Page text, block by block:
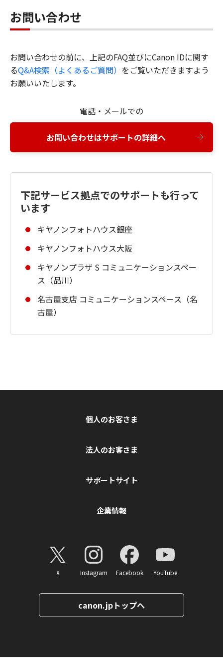
お問い合わせ
お問い合わせの前に、上記のFAQ並びにCanon IDに関す
るQ&A検索（よくあるご質問） をご覧いただきますよう
お願いいたします。
電話・メールでの
お問い合わせはサポートの詳細へ
下記サービス拠点でのサポートも行って
います
キヤノンフォトハウス銀座
キヤノンフォトハウス大阪
キヤノンプラザ S コミュニケーションスペー
ス（品川）
名古屋支店 コミュニケーションスペース（名
古屋）
個人のお客さま
法人のお客さま
サポートサイト
企業情報
X Instagram Facebook YouTube
canon.jpトップへ